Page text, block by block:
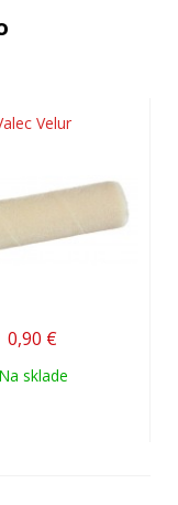
Velur
0,90 €
Na sklade